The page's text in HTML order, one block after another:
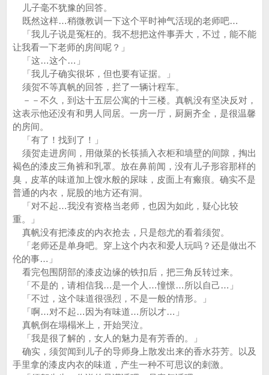
儿子毫不犹豫的回答。
既然这样…稍微教训一下这个平时神气活现的老师吧…
「我儿子说是冤枉的。我不想把这件事弄大，不过，能不能
让我看一下老师的房间呢？」
「这…这个…」
「我儿子确实很坏，但也要有证据。」
须贺不等真帆的回答，拦了一辆计程车。
－－不久，到达十五层公寓的十三楼。真帆没有坚决反对，
这表示他还没有和男人同居。一房一厅，厨厕齐全，是很温馨
的房间。
「有了！找到了！」
须贺走进房间，用做菜的长筷插入衣柜和墙壁的间隙，掏出
褐色的漆皮三角裤和乳罩。放在鼻前闻，没有儿子形容那样的
臭，皮革的味道加上馊水般的尿味，皮面上有瘢痕。确实不是
普通的内衣，屁股的地方还有洞。
「对不起…我没有资格当老师，也因为如此，疑心比较
重。」
真帆没有把漆皮的内衣抢去，只是怨尤的看着须贺。
「老师还是单身吧。穿上这个内衣和爱人玩吗？还是做出不
伦的事…」
看完包围阴部的漆皮边缘的铁扣后，把三角反转过来。
「不是的，请相信我…是一个人…憧憬…所以自己…」
「不过，这个味道很强烈，不是一般的情形。」
「啊…对不起…因为有味道…所以才…」
真帆倒在塌榻米上，开始哭泣。
「我是很了解的，女人的魅力是有芳香的。」
确实，须贺闻到儿子的导师身上散发出来的香水芬芳。以及
手里拿的漆皮内衣的味道，产生一种不可思议的刺激。